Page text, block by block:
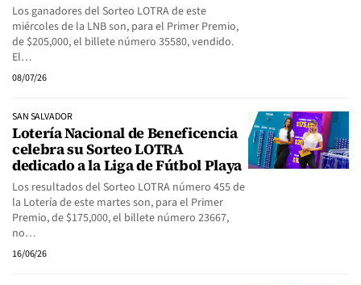
Los ganadores del Sorteo LOTRA de este
miércoles de la LNB son, para el Primer Premio,
de $205,000, el billete número 35580, vendido.
El…
08/07/26
SAN SALVADOR
Lotería Nacional de Beneficencia
celebra su Sorteo LOTRA
dedicado a la Liga de Fútbol Playa
Los resultados del Sorteo LOTRA número 455 de
la Lotería de este martes son, para el Primer
Premio, de $175,000, el billete número 23667,
no…
16/06/26